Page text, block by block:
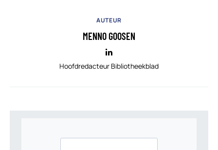
AUTEUR
MENNO GOOSEN
Hoofdredacteur Bibliotheekblad